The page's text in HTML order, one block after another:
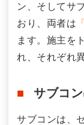
ン、そしてサ
おり、両者は
ます。施主を
れ、それぞれ
サブコ
サブコンは、